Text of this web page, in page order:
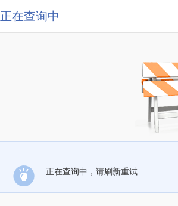
正在查询中
正在查询中，请刷新重试